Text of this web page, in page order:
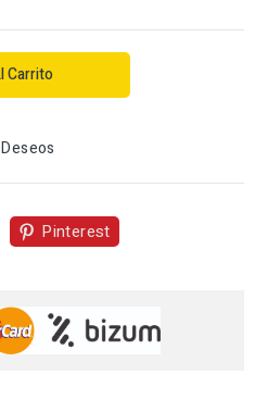
Carrito
Pinterest